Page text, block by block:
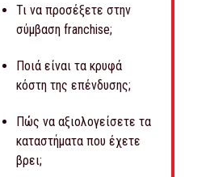
Τι να προσέξετε στην
σύμβαση franchise;
Ποιά είναι τα κρυφά
κόστη της επένδυσης;
Πώς να αξιολογείσετε τα
καταστήματα που έχετε
βρει;